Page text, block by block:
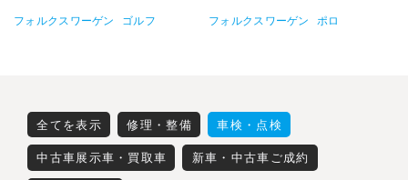
フォルクスワーゲン ゴルフ フォルクスワーゲン ポロ
全てを表示 修理・整備 車検・点検
中古車展示車・買取車 新車・中古車ご成約